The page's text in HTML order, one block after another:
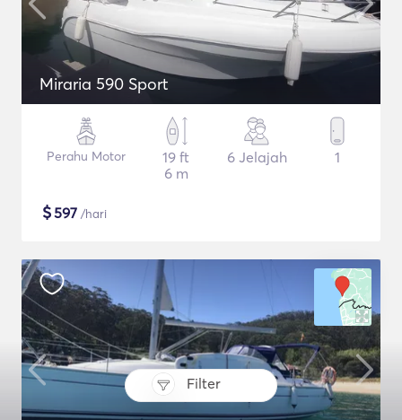
Filter
Miraria 590 Sport
Perahu Motor
19 ft
6 m
6 Jelajah 1
$597 /hari